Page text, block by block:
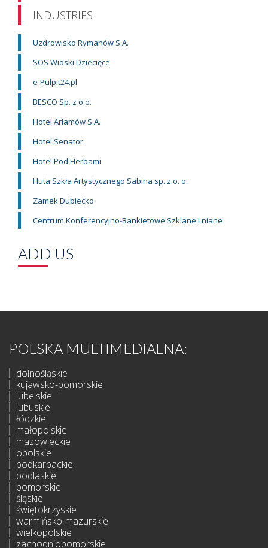
INDUSTRIES
Uzdrowisko Rymanów S.A.
SOS Wioski Dziecięce
e-Pulpit24.pl
BESCO Sp. z o.o.
Hotel Arłamów S.A.
Hotel Senator
Hotel Pod Herbami
Huta Szkła Artystycznego Sabina sp. z o. o.
Zamek Dubiecko
Centrum Konferencyjno-Bankietowe Szklane Lniane
ADD US
POLSKA MULTIMEDIALNA:
dolnośląskie
kujawsko-pomorskie
lubelskie
lubuskie
łódzkie
małopolskie
mazowieckie
opolskie
podkarpackie
podlaskie
pomorskie
śląskie
świętokrzyskie
warmińsko-mazurskie
wielkopolskie
zachodniopomorskie